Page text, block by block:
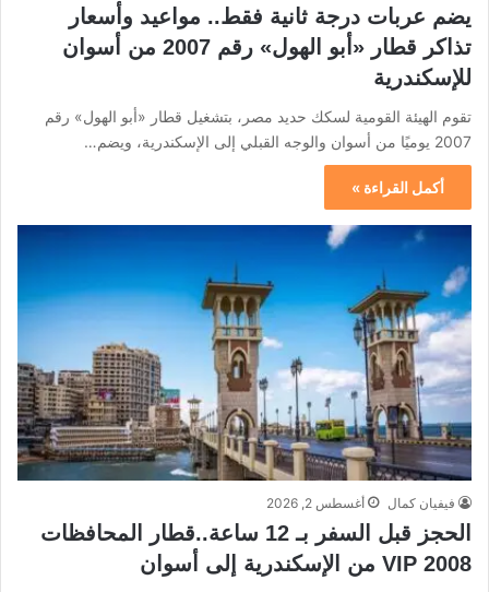
يضم عربات درجة ثانية فقط.. مواعيد وأسعار
تذاكر قطار «أبو الهول» رقم 2007 من أسوان
للإسكندرية
تقوم الهيئة القومية لسكك حديد مصر، بتشغيل قطار «أبو الهول» رقم
2007 يوميًا من أسوان والوجه القبلي إلى الإسكندرية، ويضم…
أكمل القراءة »
فيفيان كمال أغسطس 2, 2026
الحجز قبل السفر بـ 12 ساعة..قطار المحافظات
2008 VIP من الإسكندرية إلى أسوان